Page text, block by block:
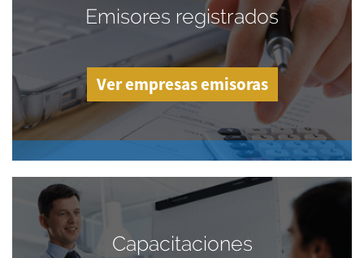
Emisores registrados
Ver empresas emisoras
Capacitaciones